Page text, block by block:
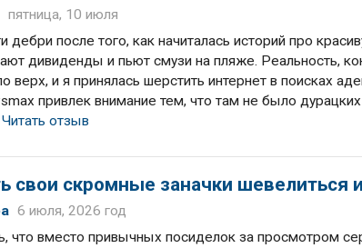
пятница, 10 июля
дебри после того, как начиталась историй про
дивиденды и пьют смузи на пляже. Реальность,
верх, и я принялась шерстить интернет в поисках
привлек внимание тем, что там не было
Читать отзыв
свои скромные заначки шевелиться
6 июля, 2026 год
что вместо привычных посиделок за просмотром